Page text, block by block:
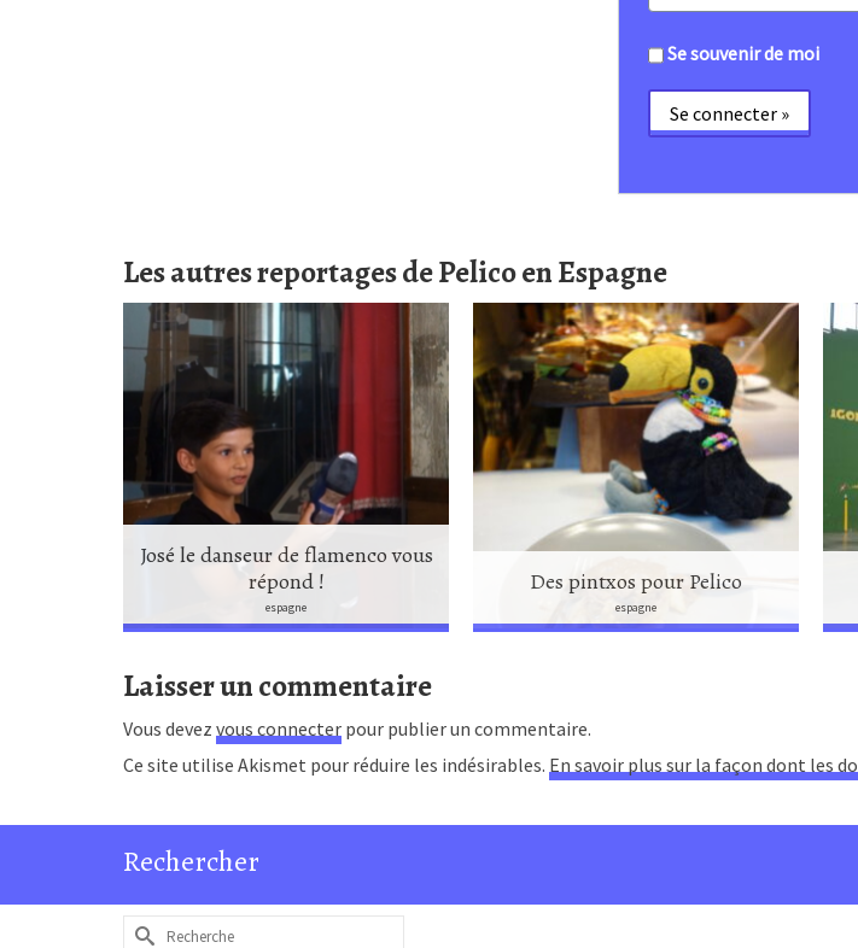
Se souvenir de moi
Les autres reportages de Pelico en Espagne
José le danseur de flamenco vous
répond !
espagne
Des pintxos pour Pelico
espagne
Laisser un commentaire
Vous devez vous connecter pour publier un commentaire.
Ce site utilise Akismet pour réduire les indésirables. En savoir plus sur la façon dont les
Rechercher
Rechercher :